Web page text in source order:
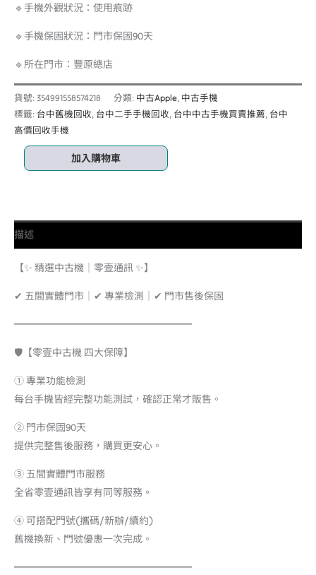
🔹手機外觀狀況：使用痕跡
🔹手機保固狀況：門市保固90天
🔹所在門市：豐原總店
貨號: 354991558574218 分類: 中古Apple, 中古手機
標籤: 台中舊機回收, 台中二手手機回收, 台中中古手機買賣推薦, 台中
高價回收手機
加入購物車
描述
【✨ 精選中古機｜零壹通訊 ✨】
✔ 五間實體門市｜✔ 專業檢測｜✔ 門市售後保固
━━━━━━━━━━━━━━━━━━
🛡️【零壹中古機 四大保障】
① 專業功能檢測
每台手機皆經完整功能測試，確認正常才販售。
② 門市保固90天
提供完整售後服務，購買更安心。
③ 五間實體門市服務
全省零壹通訊皆享有同等服務。
④ 可搭配門號(攜碼/新辦/續約)
舊機換新、門號優惠一次完成。
━━━━━━━━━━━━━━━━━━